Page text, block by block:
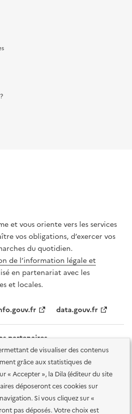
de visualiser des contenus
grâce aux statistiques de
« Accepter », la Dila (éditeur du site
déposeront ces cookies sur
Si vous cliquez sur «
pas déposés. Votre choix est
et vous oriente vers les services
vos obligations, d’exercer vos
du quotidien.
de l’information légale et
en partenariat avec les
et locales.
data.gouv.fr
partenaires
conforme Accessibilité des